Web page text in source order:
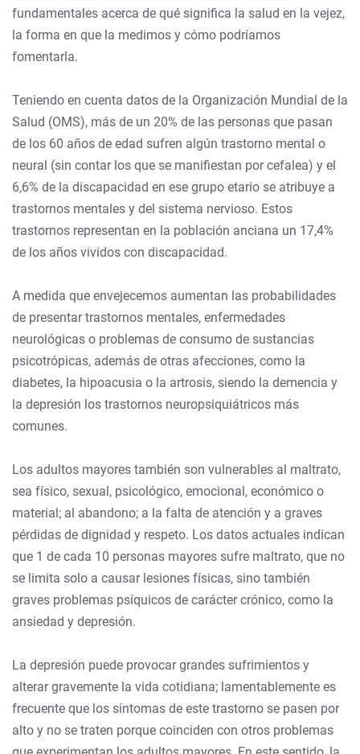
fundamentales acerca de qué significa la salud en la vejez,
la forma en que la medimos y cómo podríamos
fomentarla.
Teniendo en cuenta datos de la Organización Mundial de la
Salud (OMS), más de un 20% de las personas que pasan
de los 60 años de edad sufren algún trastorno mental o
neural (sin contar los que se manifiestan por cefalea) y el
6,6% de la discapacidad en ese grupo etario se atribuye a
trastornos mentales y del sistema nervioso. Estos
trastornos representan en la población anciana un 17,4%
de los años vividos con discapacidad.
A medida que envejecemos aumentan las probabilidades
de presentar trastornos mentales, enfermedades
neurológicas o problemas de consumo de sustancias
psicotrópicas, además de otras afecciones, como la
diabetes, la hipoacusia o la artrosis, siendo la demencia y
la depresión los trastornos neuropsiquiátricos más
comunes.
Los adultos mayores también son vulnerables al maltrato,
sea físico, sexual, psicológico, emocional, económico o
material; al abandono; a la falta de atención y a graves
pérdidas de dignidad y respeto. Los datos actuales indican
que 1 de cada 10 personas mayores sufre maltrato, que no
se limita solo a causar lesiones físicas, sino también
graves problemas psíquicos de carácter crónico, como la
ansiedad y depresión.
La depresión puede provocar grandes sufrimientos y
alterar gravemente la vida cotidiana; lamentablemente es
frecuente que los síntomas de este trastorno se pasen por
alto y no se traten porque coinciden con otros problemas